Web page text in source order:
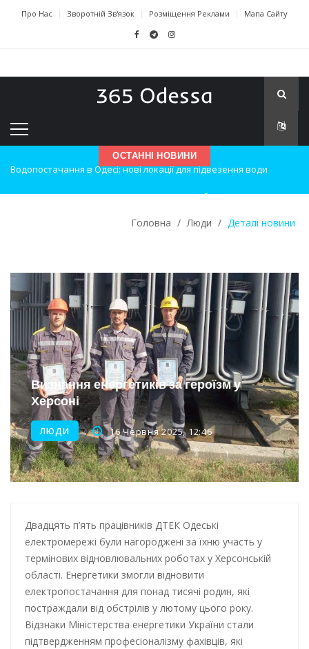
Про Нас Зворотній Зв'язок Розміщення Реклами Мапа Сайту
ОСТАННІ НОВИНИ
Новини з Зимової школи інсульту в Швейцарії
Інтеграція ветеранів в українське суспільство
Нічна атака на Одесу: наслідки обстрілу
Енергетична підтримка для Одеси
Водопостачання в Одесі: нові локації для підвезення води
Головна / Люди / Деталі новини
Визнання енергетиків за героїзм у
Херсоні
ЛЮДИ 16 Червня 2025, 12:46
Двадцять п’ять працівників ДТЕК Одеські
електромережі були нагороджені за їхню участь у
термінових відновлювальних роботах у Херсонській
області. Енергетики змогли відновити
електропостачання для понад тисячі родин, які
постраждали від обстрілів у лютому цього року.
Відзнаки Міністерства енергетики України стали
підтвердженням професіоналізму фахівців, які